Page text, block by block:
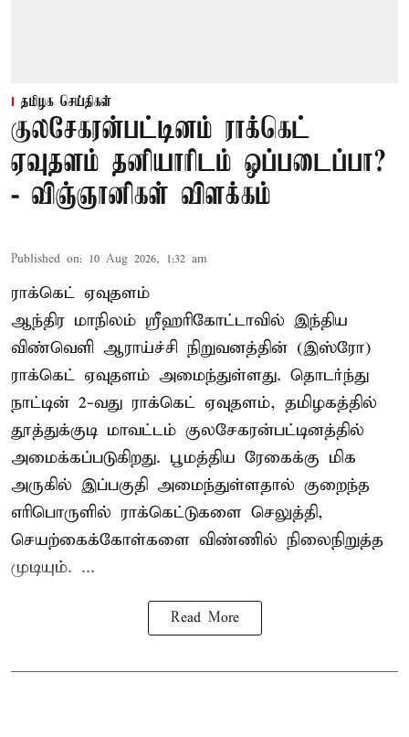
தமிழக செய்திகள்
குலசேகரன்பட்டினம் ராக்கெட்
ஏவுதளம் தனியாரிடம் ஒப்படைப்பா?
- விஞ்ஞானிகள் விளக்கம்
Published on: 10 Aug 2026, 1:32 am
ராக்கெட் ஏவுதளம்
ஆந்திர மாநிலம் ஸ்ரீஹரிகோட்டாவில் இந்திய
விண்வெளி ஆராய்ச்சி நிறுவனத்தின் (இஸ்ரோ)
ராக்கெட் ஏவுதளம் அமைந்துள்ளது. தொடர்ந்து
நாட்டின் 2-வது ராக்கெட் ஏவுதளம், தமிழகத்தில்
தூத்துக்குடி மாவட்டம் குலசேகரன்பட்டினத்தில்
அமைக்கப்படுகிறது. பூமத்திய ரேகைக்கு மிக
அருகில் இப்பகுதி அமைந்துள்ளதால் குறைந்த
எரிபொருளில் ராக்கெட்டுகளை செலுத்தி,
செயற்கைக்கோள்களை விண்ணில் நிலைநிறுத்த
முடியும். ...
Read More